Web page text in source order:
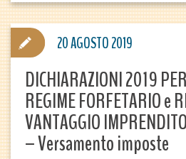
DICHIARAZIONI 2019
REGIME FORFETARIO e
VANTAGGIO
– Versamento imposte
20 AGOSTO 2019